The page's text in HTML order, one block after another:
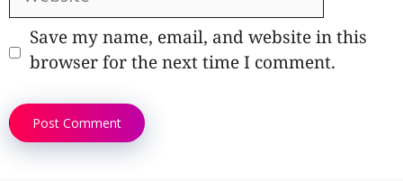
Save my name, email, and website in this
browser for the next time I comment.